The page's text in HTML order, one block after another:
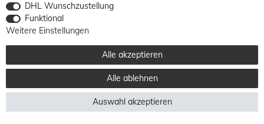
Alle Preise sind inkl. MwSt. / **Kostenloser Versand innerhalb Deutschlands möglich.
Versandkosten in andere Länder finden Siehier
DHL Wunschzustellung
Funktional
Weitere Einstellungen
Alle akzeptieren
Alle ablehnen
Auswahl akzeptieren